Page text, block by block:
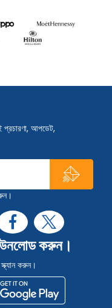
প্রচারণা, আপডেট,
করুন।
করুন।